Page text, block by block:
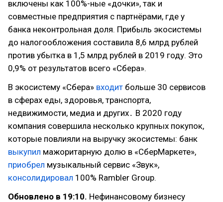
включены как 100%-ные «дочки», так и
совместные предприятия с партнёрами, где у
банка неконтрольная доля. Прибыль экосистемы
до налогообложения составила 8,6 млрд рублей
против убытка в 1,5 млрд рублей в 2019 году. Это
0,9% от результатов всего «Сбера».
В экосистему «Сбера» входит больше 30 сервисов
в сферах еды, здоровья, транспорта,
недвижимости, медиа и других․ В 2020 году
компания совершила несколько крупных покупок,
которые повлияли на выручку экосистемы: банк
выкупил мажоритарную долю в «СберМаркете»,
приобрел музыкальный сервис «Звук»,
консолидировал 100% Rambler Group.
Обновлено в 19:10. Нефинансовому бизнесу